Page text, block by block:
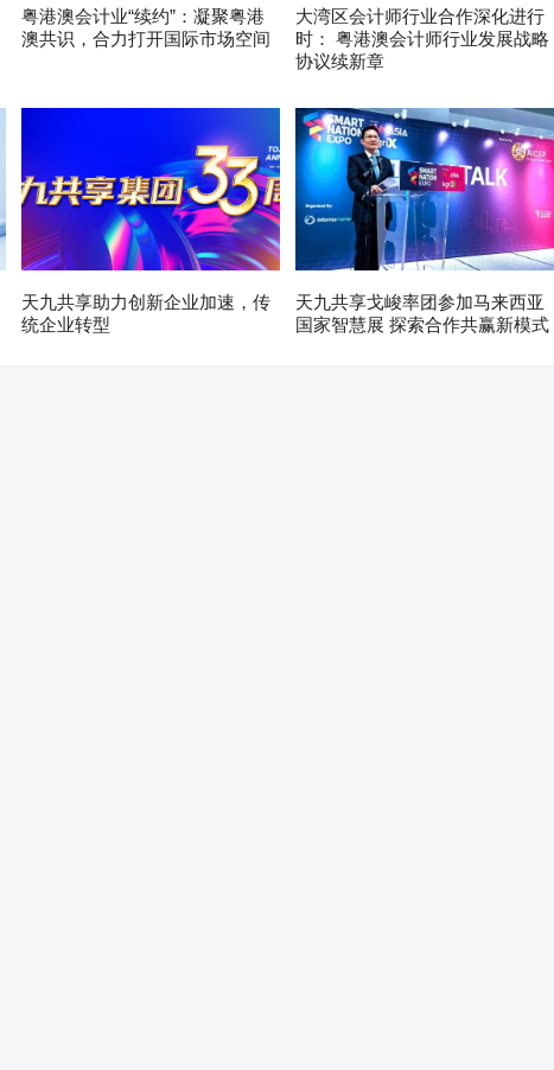
粤港澳会计业“续约”：凝聚粤港
澳共识，合力打开国际市场空间
大湾区会计师行业合作深化进行
时： 粤港澳会计师行业发展战略
协议续新章
天九共享助力创新企业加速，传
统企业转型
天九共享戈峻率团参加马来西亚
国家智慧展 探索合作共赢新模式